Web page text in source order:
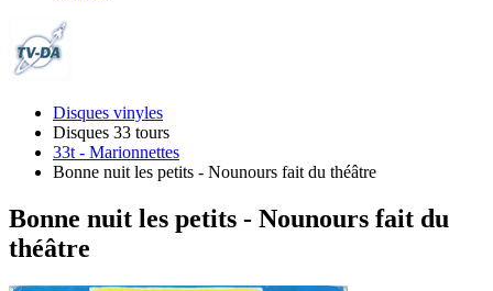
Disques vinyles
Disques 33 tours
33t - Marionnettes
Bonne nuit les petits - Nounours fait du théâtre
Bonne nuit les petits - Nounours fait du
théâtre